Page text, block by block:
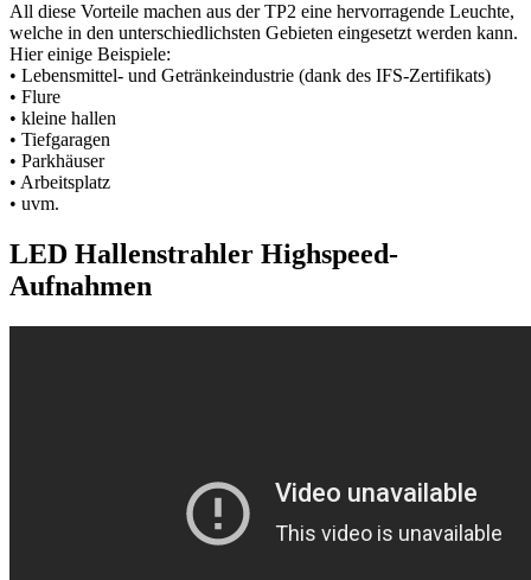
All diese Vorteile machen aus der TP2 eine hervorragende Leuchte,
welche in den unterschiedlichsten Gebieten eingesetzt werden kann.
Hier einige Beispiele:
• Lebensmittel- und Getränkeindustrie (dank des IFS-Zertifikats)
• Flure
• kleine hallen
• Tiefgaragen
• Parkhäuser
• Arbeitsplatz
• uvm.
LED Hallenstrahler Highspeed-
Aufnahmen